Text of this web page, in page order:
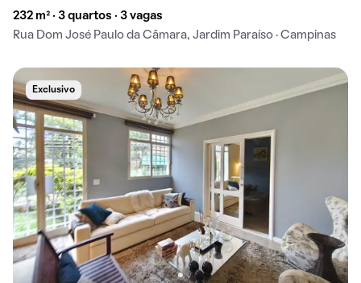
232 m² · 3 quartos · 3 vagas
Rua Dom José Paulo da Câmara, Jardim Paraíso · Campinas
Exclusivo